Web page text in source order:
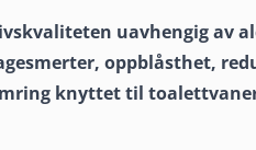
uavhengig av
oppblåsthet,
knyttet til